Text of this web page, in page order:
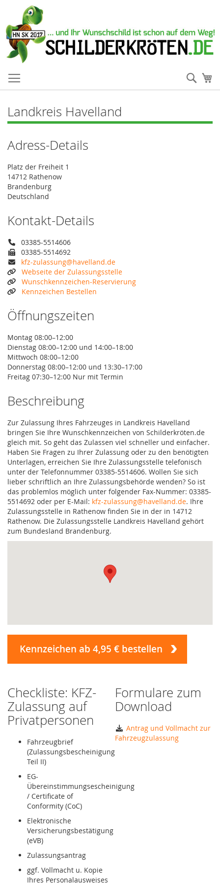
Landkreis Havelland
Adress-Details
Platz der Freiheit 1
14712 Rathenow
Brandenburg
Deutschland
Kontakt-Details
03385-5514606
03385-5514692
kfz-zulassung@havelland.de
Webseite der Zulassungsstelle
Wunschkennzeichen-Reservierung
Kennzeichen Bestellen
Öffnungszeiten
Montag 08:00–12:00
Dienstag 08:00–12:00 und 14:00–18:00
Mittwoch 08:00–12:00
Donnerstag 08:00–12:00 und 13:30–17:00
Freitag 07:30–12:00 Nur mit Termin
Beschreibung
Zur Zulassung Ihres Fahrzeuges in Landkreis Havelland
bringen Sie Ihre Wunschkennzeichen von Schilderkröten.de
gleich mit. So geht das Zulassen viel schneller und einfacher.
Haben Sie Fragen zu Ihrer Zulassung oder zu den benötigten
Unterlagen, erreichen Sie Ihre Zulassungsstelle telefonisch
unter der Telefonnummer 03385-5514606. Wollen Sie sich
lieber schriftlich an Ihre Zulassungsbehörde wenden? So ist
das problemlos möglich unter folgender Fax-Nummer: 03385-
5514692 oder per E-Mail: kfz-zulassung@havelland.de. Ihre
Zulassungsstelle in Rathenow finden Sie in der in 14712
Rathenow. Die Zulassungsstelle Landkreis Havelland gehört
zum Bundesland Brandenburg.
Kennzeichen ab 4,95 € bestellen
Checkliste: KFZ-
Zulassung auf
Privatpersonen
Fahrzeugbrief
(Zulassungsbescheinigung
Teil II)
EG-
Übereinstimmungsescheinigung
/ Certificate of
Conformity (CoC)
Elektronische
Versicherungsbestätigung
(eVB)
Zulassungsantrag
ggf. Vollmacht u. Kopie
Ihres Personalausweises
Formulare zum
Download
Antrag und Vollmacht zur
Fahrzeugzulassung